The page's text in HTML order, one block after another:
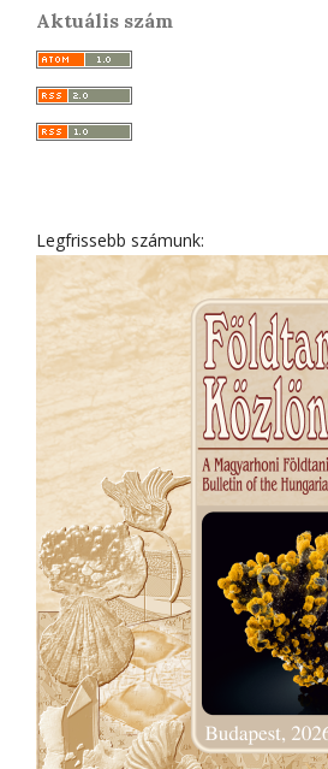
Aktuális szám
Legfrissebb számunk: